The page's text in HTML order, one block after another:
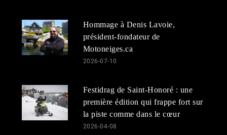
Hommage à Denis Lavoie,
président-fondateur de
Motoneiges.ca
2026-07-10
Festidrag de Saint-Honoré : une
première édition qui frappe fort sur
la piste comme dans le cœur
2026-04-08